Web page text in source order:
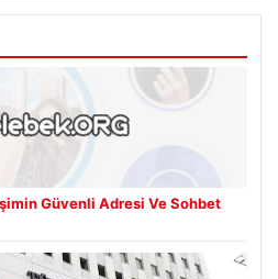
Güvenli Adresi Ve Sohbet